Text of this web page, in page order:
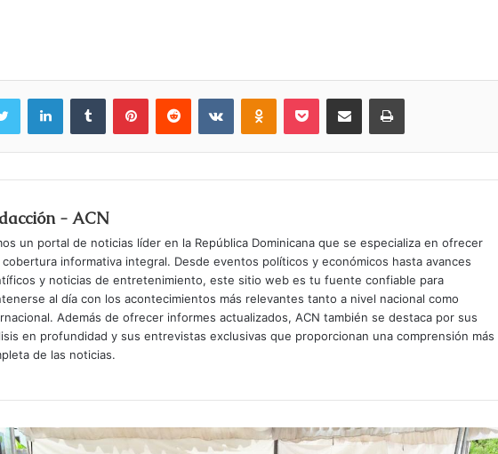
- ACN
un portal de noticias líder en la República Dominicana que se especializa en ofrecer
cobertura informativa integral. Desde eventos políticos y económicos hasta avances
y noticias de entretenimiento, este sitio web es tu fuente confiable para
al día con los acontecimientos más relevantes tanto a nivel nacional como
Además de ofrecer informes actualizados, ACN también se destaca por sus
en profundidad y sus entrevistas exclusivas que proporcionan una comprensión más
de las noticias.